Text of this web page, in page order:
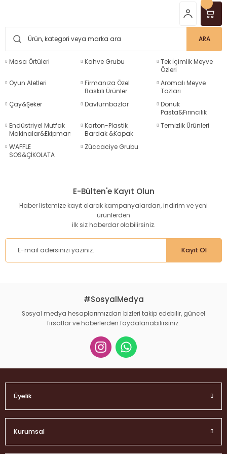
ARA
Masa Örtüleri Kahve Grubu
Tek İçimlik Meyve
Özleri
Oyun Aletleri
Firmanıza Özel
Baskılı Ürünler
Aromalı Meyve
Tozları
Çay&Şeker
Davlumbazlar
Donuk
Pasta&Fırıncılık
Endüstriyel Mutfak
Makinalar&Ekipmanlar
Karton-Plastik
Bardak &Kapak
Temizlik Ürünleri
WAFFLE
SOS&ÇİKOLATA
Züccaciye Grubu
E-Bülten'e Kayıt Olun
Haber listemize kayıt olarak kampanyalardan, indirim ve yeni
ürünlerden
ilk siz haberdar olabilirsiniz.
Kayıt Ol
#SosyalMedya
Sosyal medya hesaplarımızdan bizleri takip edebilir, güncel
fırsatlar ve haberlerden faydalanabilirsiniz.
Üyelik
Kurumsal